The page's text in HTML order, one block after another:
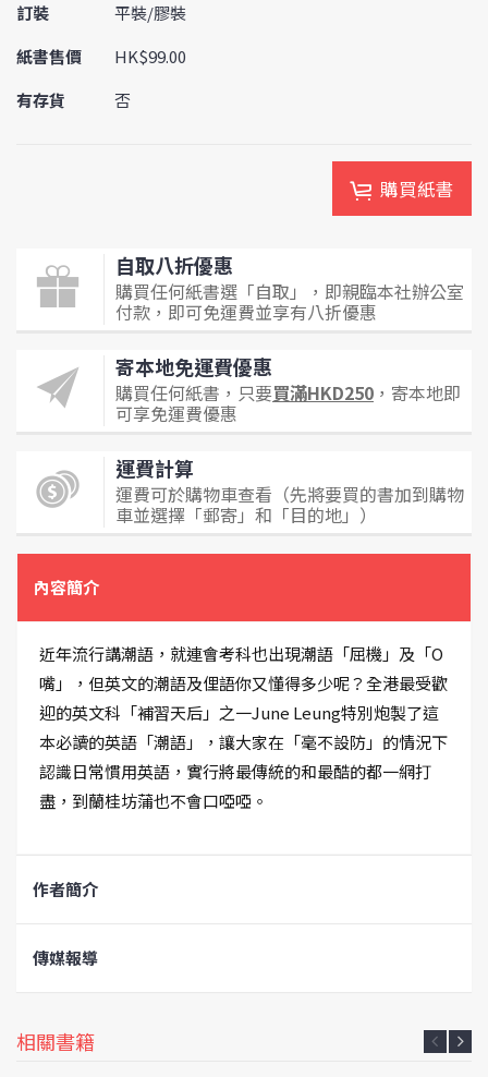
訂裝
平裝/膠裝
紙書售價
HK$99.00
有存貨
否
購買紙書
自取八折優惠
購買任何紙書選「自取」，即親臨本社辦公室
付款，即可免運費並享有八折優惠
寄本地免運費優惠
購買任何紙書，只要買滿HKD250 ，寄本地即
可享免運費優惠
運費計算
運費可於購物車查看（先將要買的書加到購物
車並選擇「郵寄」和「目的地」）
內容簡介
近年流行講潮語，就連會考科也出現潮語「屈機」及「O
嘴」，但英文的潮語及俚語你又懂得多少呢？全港最受歡
迎的英文科「補習天后」之一June Leung特別炮製了這
本必讀的英語「潮語」，讓大家在「毫不設防」的情況下
認識日常慣用英語，實行將最傳統的和最酷的都一網打
盡，到蘭桂坊蒲也不會口啞啞。
作者簡介
傳媒報導
相關書籍